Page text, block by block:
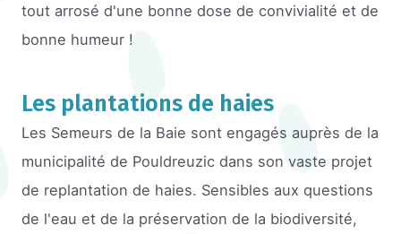
tout arrosé d'une bonne dose de convivialité et de
bonne humeur !
Les plantations de haies
Les Semeurs de la Baie sont engagés auprès de la
municipalité de Pouldreuzic dans son vaste projet
de replantation de haies. Sensibles aux questions
de l'eau et de la préservation de la biodiversité,